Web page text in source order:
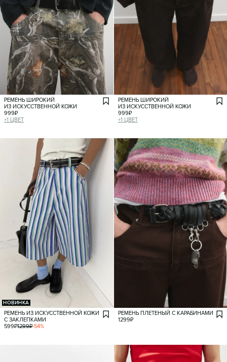
РЕМЕНЬ ШИРОКИЙ
ИЗ ИСКУССТВЕННОЙ КОЖИ
999₽
+1 ЦВЕТ
РЕМЕНЬ ШИРОКИЙ
ИЗ ИСКУССТВЕННОЙ КОЖИ
999₽
+1 ЦВЕТ
НОВИНКА
РЕМЕНЬ ИЗ ИСКУССТВЕННОЙ КОЖИ
С ЗАКЛЕПКАМИ
599₽1299₽-54%
РЕМЕНЬ ПЛЕТЕНЫЙ С КАРАБИНАМИ
1299₽